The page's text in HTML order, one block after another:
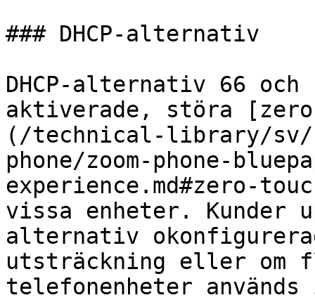
### DHCP-alternativ
DHCP-alternativ 66 och
aktiverade, störa
(/technical-library/sv/
phone/zoom-phone-
experience.md#zero-
vissa enheter. Kunder
alternativ
utsträckning eller
telefonenheter